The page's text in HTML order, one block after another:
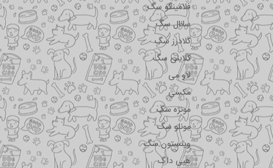
فلامینگو سگ
سانال سگ
کلادرز سگ
کلاینی سگ
لاو می
مکسی
مونژه سگ
مونلو سگ
وینستون سگ
هپی داگ